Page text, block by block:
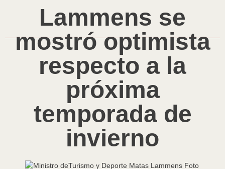
Lammens se
mostró optimista
respecto a la
próxima
temporada de
invierno